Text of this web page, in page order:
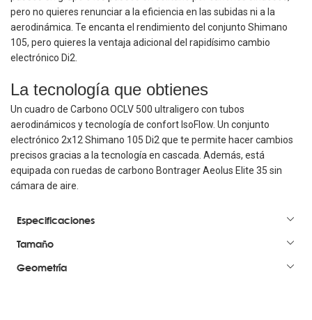
pero no quieres renunciar a la eficiencia en las subidas ni a la
aerodinámica. Te encanta el rendimiento del conjunto Shimano
105, pero quieres la ventaja adicional del rapidísimo cambio
electrónico Di2.
La tecnología que obtienes
Un cuadro de Carbono OCLV 500 ultraligero con tubos
aerodinámicos y tecnología de confort IsoFlow. Un conjunto
electrónico 2x12 Shimano 105 Di2 que te permite hacer cambios
precisos gracias a la tecnología en cascada. Además, está
equipada con ruedas de carbono Bontrager Aeolus Elite 35 sin
cámara de aire.
Especificaciones
Tamaño
Geometría